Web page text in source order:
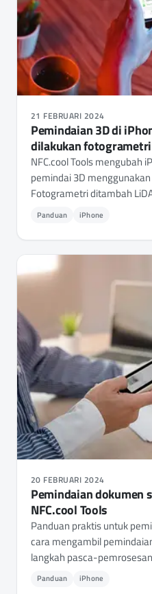
21 FEBRUARI 2024
Pemindaian 3D di
dilakukan fotogrametri
NFC.cool Tools mengubah
pemindai 3D
Fotogrametri ditambah
bisa diekspor ke .stl, .obj,
Panduan iPhone
20 FEBRUARI 2024
Pemindaian dokumen
NFC.cool Tools
Panduan praktis untuk
cara mengambil
langkah pasca-
OCR mengubah
Panduan iPhone